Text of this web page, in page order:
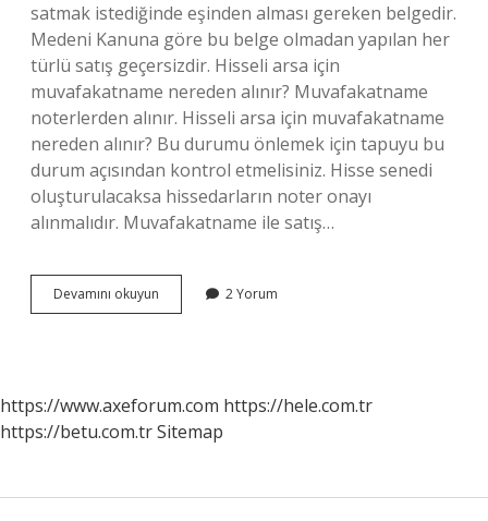
satmak istediğinde eşinden alması gereken belgedir.
Medeni Kanuna göre bu belge olmadan yapılan her
türlü satış geçersizdir. Hisseli arsa için
muvafakatname nereden alınır? Muvafakatname
noterlerden alınır. Hisseli arsa için muvafakatname
nereden alınır? Bu durumu önlemek için tapuyu bu
durum açısından kontrol etmelisiniz. Hisse senedi
oluşturulacaksa hissedarların noter onayı
alınmalıdır. Muvafakatname ile satış…
Devamını okuyun
Çaplı
2 Yorum
https://www.axeforum.com https://hele.com.tr
https://betu.com.trSitemap